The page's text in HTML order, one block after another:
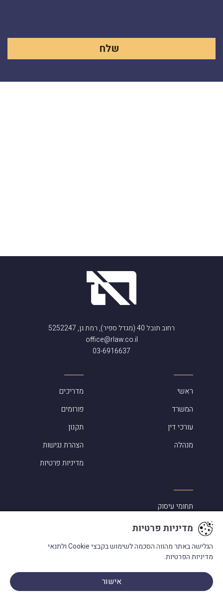
רחוב תובל 40 (מגדל ספיר), רמת גן, 5252247
office@rlaw.co.il
03-6916637
ראשי
המשרד
עורכי דין
מנהלה
מדריכים
פורומים
תקנון
הצהרת נגישות
מדיניות פרטיות
תחומי עיסוק
סיפורי הצלחה
אלמוג שפירא ביקורות
מעורבות בקהילה
פנו אלינו
מדיניות פרטיות
הגלישה באתר מהווה הסכמה לשימוש בקבצי Cookie
ולתנאי
מדיניות הפרטיות.
אישור